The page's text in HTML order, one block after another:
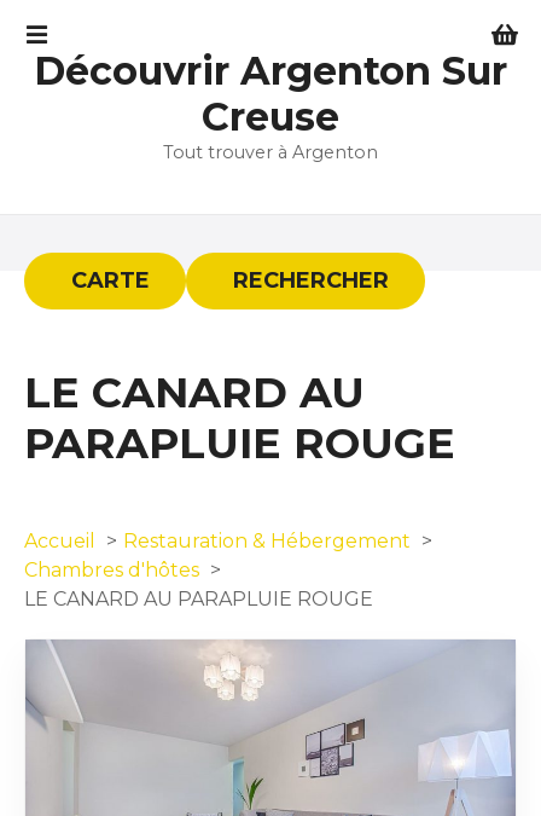
Découvrir Argenton Sur
Creuse
Tout trouver à Argenton
CARTE RECHERCHER
LE CANARD AU
PARAPLUIE ROUGE
Accueil
Restauration & Hébergement
Chambres d'hôtes
LE CANARD AU PARAPLUIE ROUGE